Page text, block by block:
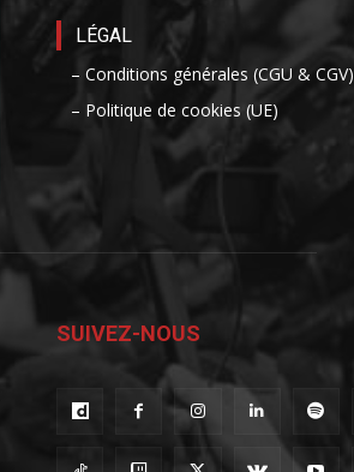
LÉGAL
– Conditions générales (CGU & CGV)
– Politique de cookies (UE)
SUIVEZ-NOUS